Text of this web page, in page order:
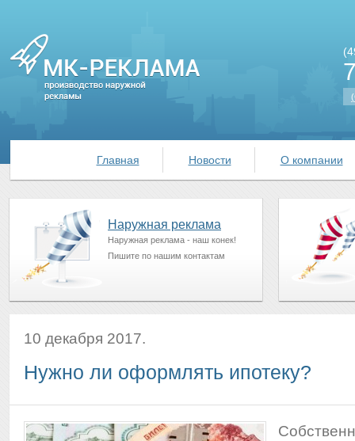
Главная Новости О компании
Наружная реклама
Наружная реклама - наш конек!
Пишите по нашим контактам
10 декабря 2017.
Нужно ли оформлять ипотеку?